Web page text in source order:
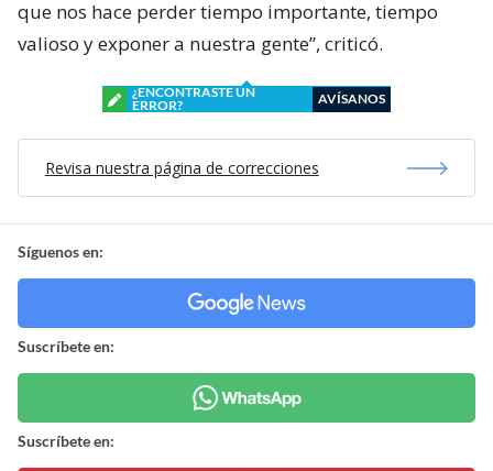
que nos hace perder tiempo importante, tiempo
valioso y exponer a nuestra gente”, criticó.
¿ENCONTRASTE UN
ERROR?
AVÍSANOS
Revisa nuestra página de correcciones
Síguenos en:
Suscríbete en:
Suscríbete en: